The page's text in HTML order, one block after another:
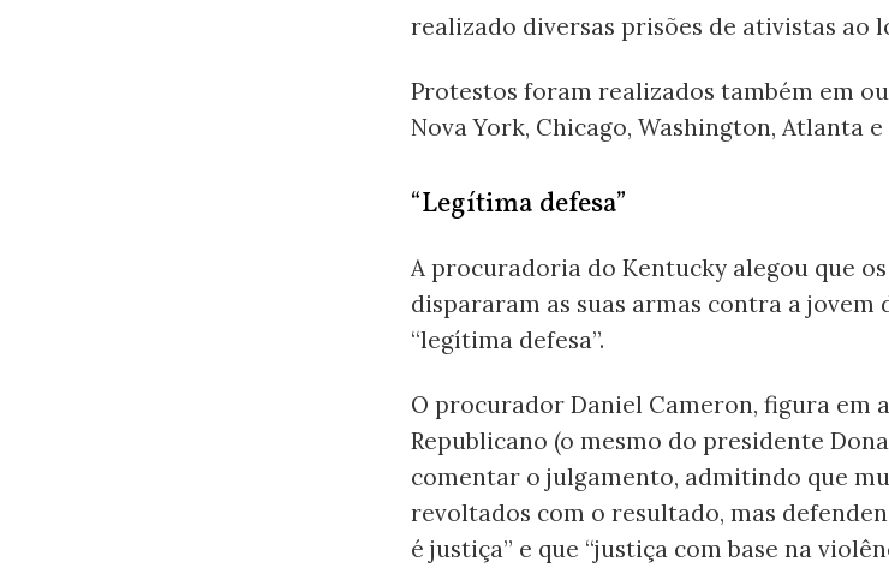
realizado diversas prisões de ativistas ao
Protestos foram realizados também em
Nova York, Chicago, Washington, Atlanta
“Legítima defesa”
A procuradoria do Kentucky alegou que
dispararam as suas armas contra a jovem
“legítima defesa”.
O procurador Daniel Cameron, figura em
Republicano (o mesmo do presidente
comentar o julgamento, admitindo que
revoltados com o resultado, mas
é justiça” e que “justiça com base na